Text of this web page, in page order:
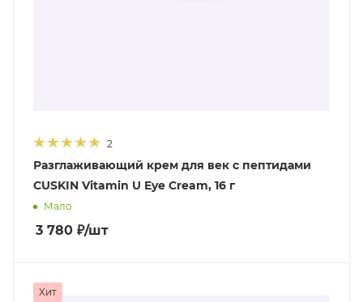
2
Разглаживающий крем для век с пептидами
CUSKIN Vitamin U Eye Cream, 16 г
Мало
3 780 ₽/шт
Хит